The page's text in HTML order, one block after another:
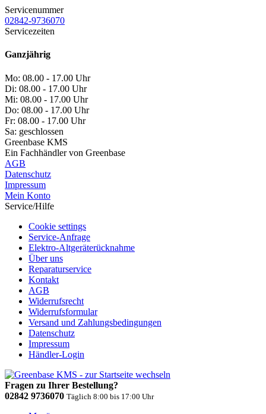
Servicenummer
02842-9736070
Servicezeiten
Ganzjährig
Mo: 08.00 - 17.00 Uhr
Di: 08.00 - 17.00 Uhr
Mi: 08.00 - 17.00 Uhr
Do: 08.00 - 17.00 Uhr
Fr: 08.00 - 17.00 Uhr
Sa: geschlossen
Greenbase KMS
Ein Fachhändler von Greenbase
AGB
Datenschutz
Impressum
Mein Konto
Service/Hilfe
Cookie settings
Service-Anfrage
Elektro-Altgeräterücknahme
Über uns
Reparaturservice
Kontakt
AGB
Widerrufsrecht
Widerrufsformular
Versand und Zahlungsbedingungen
Datenschutz
Impressum
Händler-Login
Fragen zu Ihrer Bestellung?
02842 9736070 Täglich 8:00 bis 17:00 Uhr